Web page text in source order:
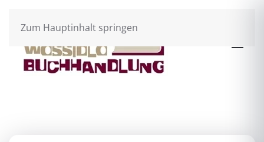
Zum Hauptinhalt springen